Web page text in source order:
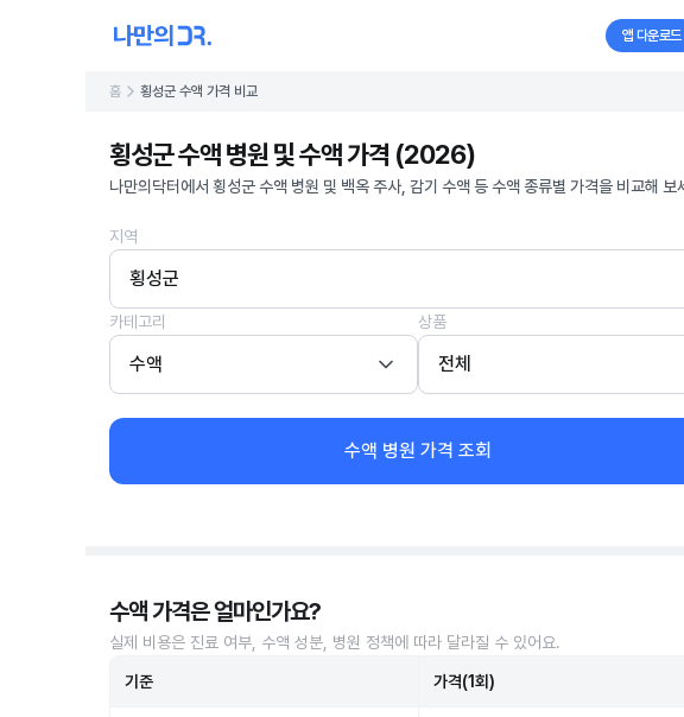
앱 다운로드
홈 횡성군 수액 가격 비교
횡성군 수액 병원 및 수액 가격 (2026)
나만의닥터에서 횡성군 수액 병원 및 백옥 주사, 감기 수액 등 수액 종류별 가격을 비교해 보
지역
횡성군
카테고리
수액
상품
전체
수액 병원 가격 조회
수액 가격은 얼마인가요?
실제 비용은 진료 여부, 수액 성분, 병원 정책에 따라 달라질 수 있어요.
기준 가격(1회)